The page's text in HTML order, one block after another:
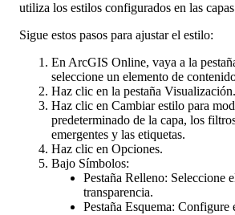
utiliza los estilos configurados en las capas
Sigue estos pasos para ajustar el estilo:
En ArcGIS Online, vaya a la pestañ
seleccione un elemento de
Haz clic en la pestaña Visualización.
Haz clic en Cambiar estilo para
predeterminado de la capa, los
emergentes y las etiquetas.
Haz clic en Opciones.
Bajo Símbolos:
Pestaña Relleno: Seleccione
transparencia.
Pestaña Esquema: Configure